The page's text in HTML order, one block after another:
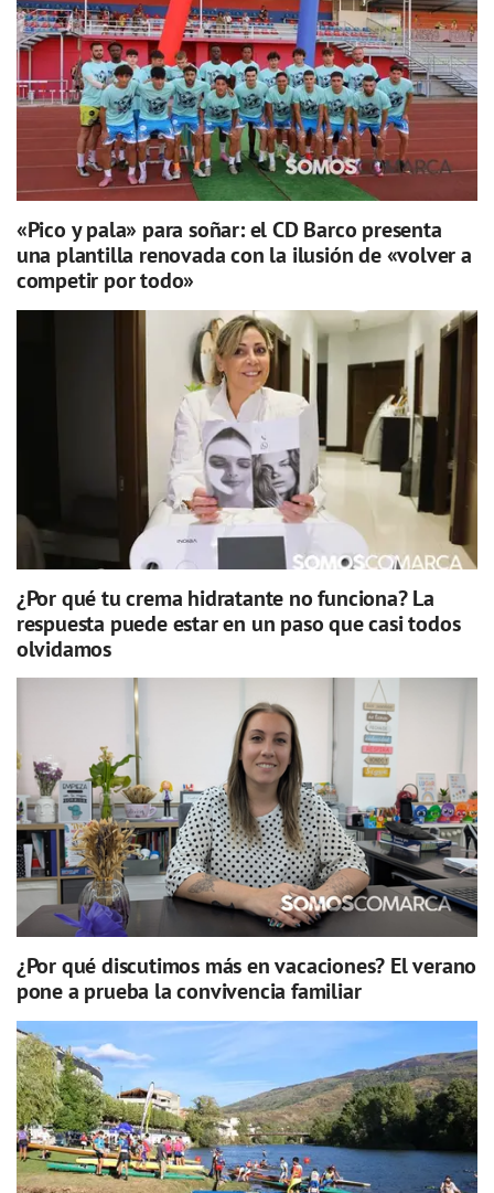
«Pico y pala» para soñar: el CD Barco presenta
una plantilla renovada con la ilusión de «volver a
competir por todo»
¿Por qué tu crema hidratante no funciona? La
respuesta puede estar en un paso que casi todos
olvidamos
¿Por qué discutimos más en vacaciones? El verano
pone a prueba la convivencia familiar